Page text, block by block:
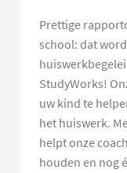
Prettige
school: dat
StudyWorks!
uw kind te
het huiswerk.
helpt onze
houden en nog